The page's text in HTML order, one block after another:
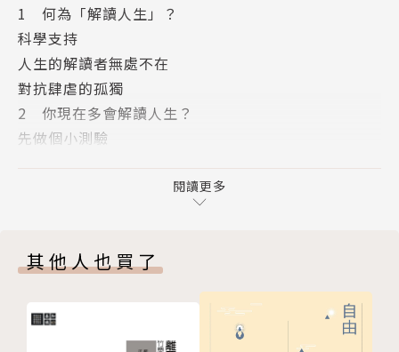
「順流生活」的人有哪些特徵？
・做起事來輕鬆自在，無需過度努力
・活在當下，不糾結於過去，不焦慮於未來
・容易感應到別人是否真誠或誠實
・容易感應到別人的情緒狀態，儘管他們把情緒壓得很
・走進一個空間時，馬上能讀取環境的能量讓人舒不舒
・容易在繁忙的交通尖峰期間，找到停車位
・旅行時，能輕鬆找到好餐廳或好地點，並遇到好人
精準解讀自己頻率
1 何為「解讀人生」？
科學支持
人生的解讀者無處不在
對抗肆虐的孤獨
2 你現在多會解讀人生？
先做個小測驗
3 人生解讀力是我們的天賦本能
運用你的天賦禮物
4 為何要解讀人生？
為無法預料的未來做準備
閱讀更多
其他人也買了